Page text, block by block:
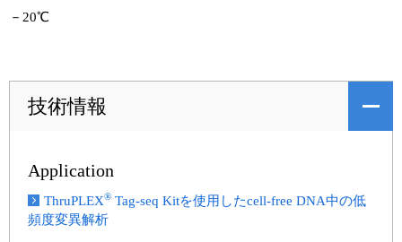
－20℃
技術情報
Application
ThruPLEX® Tag-seq Kitを使用したcell-free DNA中の低
頻度変異解析